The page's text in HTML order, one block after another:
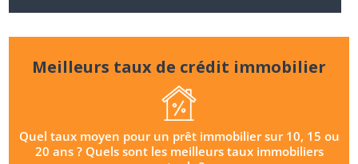
Meilleurs taux de crédit immobilier
Quel taux moyen pour un prêt immobilier sur 10, 15 ou
20 ans ? Quels sont les meilleurs taux immobiliers